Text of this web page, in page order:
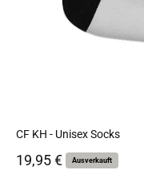
CF KH - Unisex Socks
Angebot
19,95 € Ausverkauft